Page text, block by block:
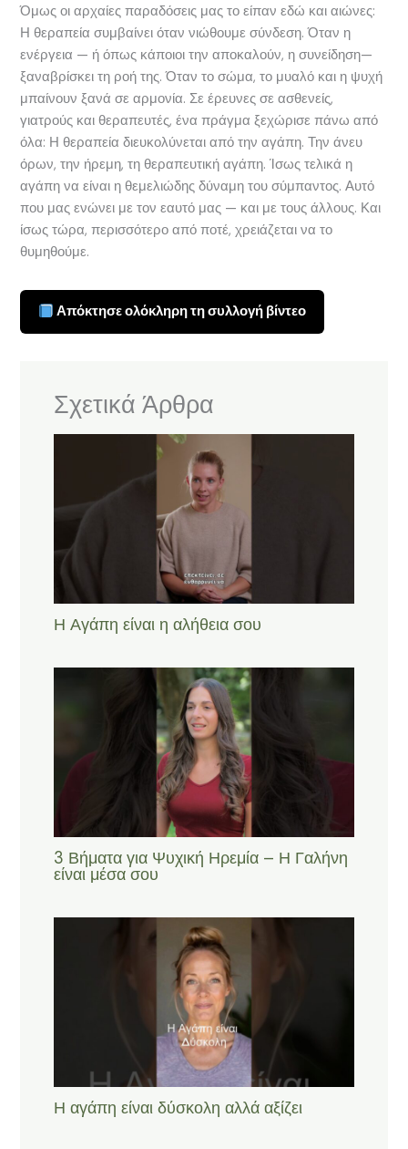
Όμως οι αρχαίες παραδόσεις μας το είπαν εδώ και αιώνες:
Η θεραπεία συμβαίνει όταν νιώθουμε σύνδεση. Όταν η
ενέργεια — ή όπως κάποιοι την αποκαλούν, η συνείδηση—
ξαναβρίσκει τη ροή της. Όταν το σώμα, το μυαλό και η ψυχή
μπαίνουν ξανά σε αρμονία. Σε έρευνες σε ασθενείς,
γιατρούς και θεραπευτές, ένα πράγμα ξεχώρισε πάνω από
όλα: Η θεραπεία διευκολύνεται από την αγάπη. Την άνευ
όρων, την ήρεμη, τη θεραπευτική αγάπη. Ίσως τελικά η
αγάπη να είναι η θεμελιώδης δύναμη του σύμπαντος. Αυτό
που μας ενώνει με τον εαυτό μας — και με τους άλλους. Και
ίσως τώρα, περισσότερο από ποτέ, χρειάζεται να το
θυμηθούμε.
Απόκτησε ολόκληρη τη συλλογή βίντεο
Σχετικά Άρθρα
Η Αγάπη είναι η αλήθεια σου
3 Βήματα για Ψυχική Ηρεμία – Η Γαλήνη
είναι μέσα σου
Η αγάπη είναι δύσκολη αλλά αξίζει